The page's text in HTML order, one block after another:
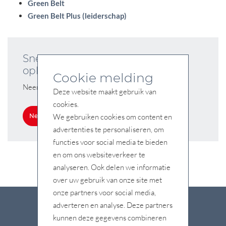
Green Belt
Green Belt Plus (leiderschap)
Snel starten met uw training of
opleiding?
Neem contact op.
Neem contact op
Cookie melding
Deze website maakt gebruik van
cookies.
We gebruiken cookies om content en
advertenties te personaliseren, om
functies voor social media te bieden
en om ons websiteverkeer te
analyseren. Ook delen we informatie
over uw gebruik van onze site met
onze partners voor social media,
adverteren en analyse. Deze partners
kunnen deze gegevens combineren